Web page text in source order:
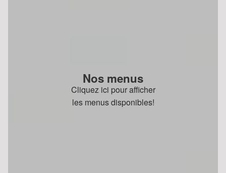
Nos menus
Cliquez ici pour afficher
les menus disponibles!